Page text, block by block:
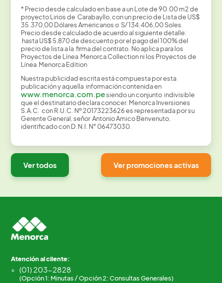
* Precio desde calculado en base a un Lote de 90.00 m2 de
proyecto Lirios de Carabayllo, con un precio de Lista de US$
35.370,00 Dólares Americanos o S/ 134.406,00 Soles.
Precio desde calculado de acuerdo al siguiente detalle:
hasta US$ 5,870 de descuento por el pago del 100% del
precio de lista a la firma del contrato. No aplica para los
Proyectos de Línea Menorca Collection ni los Proyectos de
Línea Menorca Edition
Nuestra publicidad escrita está compuesta por esta
publicación y aquella información contenida en
www.menorca.com.pesiendo un conjunto indivisible
que el destinatario declara conocer. Menorca Inversiones
S.A.C. con R.U.C. Nº 20173223626 es representada por su
Gerente General, señor Antonio Amico Benvenuto,
identificado con D.N.I. N° 06473030.
Ver todos Ver promociones activas
Atención al cliente:
(01) 203-2828
(Opción 1: Minutas / Opción 2: Consultas Generales)